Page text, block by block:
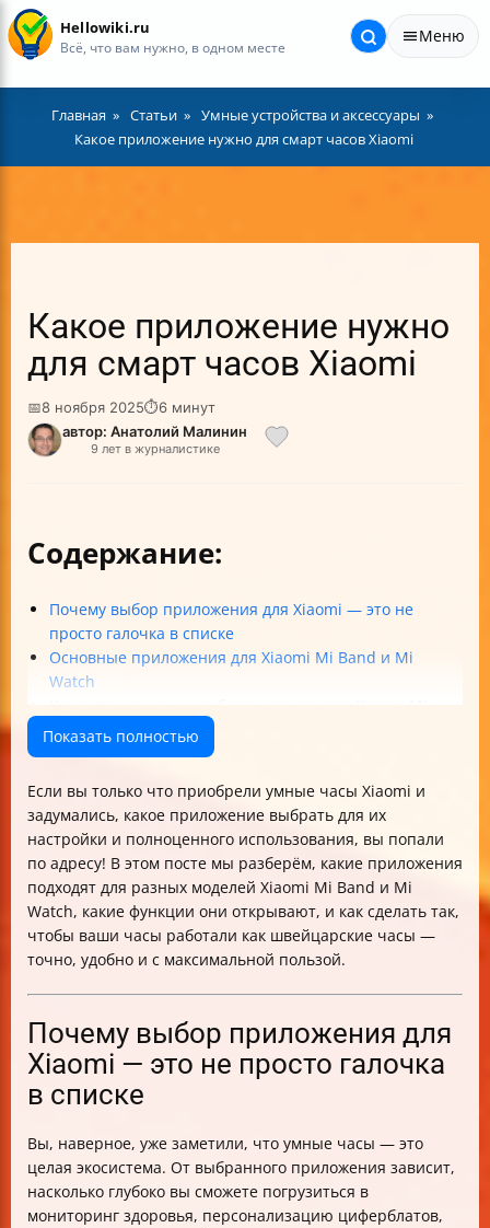
Hellowiki.ru
Всё, что вам нужно, в одном месте
Меню
Главная Статьи
Умные устройства и аксессуары
Какое приложение нужно для смарт часов Xiaomi
Какое приложение нужно
для смарт часов Xiaomi
📅8 ноября 2025⏱6 минут
автор: Анатолий Малинин
9 лет в журналистике
Содержание:
Почему выбор приложения для Xiaomi — это не
просто галочка в списке
Основные приложения для Xiaomi Mi Band и Mi
Watch
Band
Особенности официального приложения Mi Fit / Zepp
Как выбрать приложение для Xiaomi Mi Watch
Таблица сравнения приложений для Mi Watch
Как подключить и настроить часы Xiaomi с
приложением
Персонализация циферблатов и дополнительные
приложения
Советы по безопасности и приватности
Практические рекомендации для максимальной
пользы
Показать полностью
Если вы только что приобрели умные часы Xiaomi и
задумались, какое приложение выбрать для их
настройки и полноценного использования, вы попали
по адресу! В этом посте мы разберём, какие приложения
подходят для разных моделей Xiaomi Mi Band и Mi
Watch, какие функции они открывают, и как сделать так,
чтобы ваши часы работали как швейцарские часы —
точно, удобно и с максимальной пользой.
Почему выбор приложения для
Xiaomi — это не просто галочка
в списке
Вы, наверное, уже заметили, что умные часы — это
целая экосистема. От выбранного приложения зависит,
насколько глубоко вы сможете погрузиться в
мониторинг здоровья, персонализацию циферблатов,